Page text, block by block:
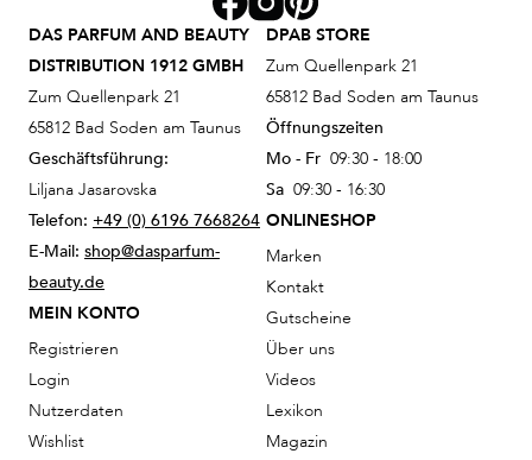
DAS PARFUM AND BEAUTY
DISTRIBUTION 1912 GMBH
Zum Quellenpark 21
65812 Bad Soden am Taunus
Geschäftsführung:
Liljana Jasarovska
Telefon: +49 (0) 6196 7668264
E-Mail: shop@dasparfum-
beauty.de
MEIN KONTO
Registrieren
Login
Nutzerdaten
Wishlist
DPAB STORE
Zum Quellenpark 21
65812 Bad Soden am Taunus
Öffnungszeiten
Mo - Fr 09:30 - 18:00
Sa 09:30 - 16:30
ONLINESHOP
Marken
Kontakt
Gutscheine
Über uns
Videos
Lexikon
Magazin